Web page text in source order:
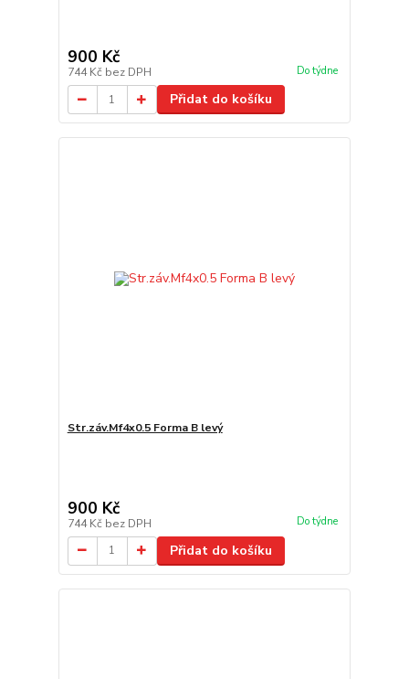
900 Kč
744 Kč bez DPH Do týdne
Přidat do košíku
Str.záv.Mf4x0.5 Forma B levý
900 Kč
744 Kč bez DPH Do týdne
Přidat do košíku